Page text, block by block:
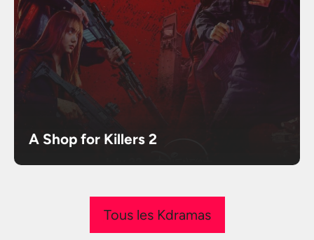
A Shop for Killers 2
Tous les Kdramas